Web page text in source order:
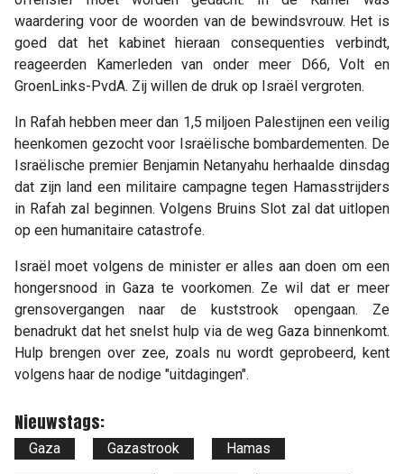
waardering voor de woorden van de bewindsvrouw. Het is
goed dat het kabinet hieraan consequenties verbindt,
reageerden Kamerleden van onder meer D66, Volt en
GroenLinks-PvdA. Zij willen de druk op Israël vergroten.
In Rafah hebben meer dan 1,5 miljoen Palestijnen een veilig
heenkomen gezocht voor Israëlische bombardementen. De
Israëlische premier Benjamin Netanyahu herhaalde dinsdag
dat zijn land een militaire campagne tegen Hamasstrijders
in Rafah zal beginnen. Volgens Bruins Slot zal dat uitlopen
op een humanitaire catastrofe.
Israël moet volgens de minister er alles aan doen om een
hongersnood in Gaza te voorkomen. Ze wil dat er meer
grensovergangen naar de kuststrook opengaan. Ze
benadrukt dat het snelst hulp via de weg Gaza binnenkomt.
Hulp brengen over zee, zoals nu wordt geprobeerd, kent
volgens haar de nodige "uitdagingen".
Nieuwstags:
Gaza Gazastrook Hamas